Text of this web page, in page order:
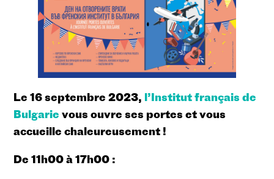
Le 16 septembre 2023, l’Institut français de
Bulgarie vous ouvre ses portes et vous
accueille chaleureusement !
De 11h00 à 17h00 :